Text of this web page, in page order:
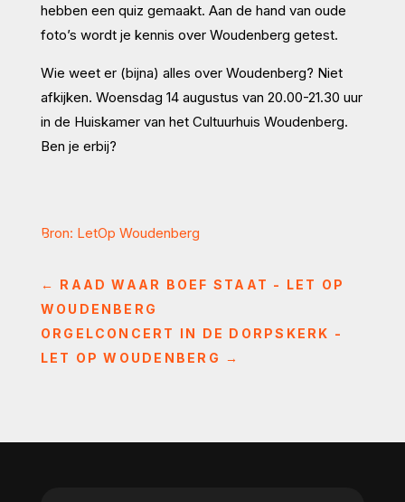
hebben een quiz gemaakt. Aan de hand van oude
foto’s wordt je kennis over Woudenberg getest.
Wie weet er (bijna) alles over Woudenberg? Niet
afkijken. Woensdag 14 augustus van 20.00-21.30 uur
in de Huiskamer van het Cultuurhuis Woudenberg.
Ben je erbij?
Bron: LetOp Woudenberg
← RAAD WAAR BOEF STAAT - LET OP
WOUDENBERG
ORGELCONCERT IN DE DORPSKERK -
LET OP WOUDENBERG →